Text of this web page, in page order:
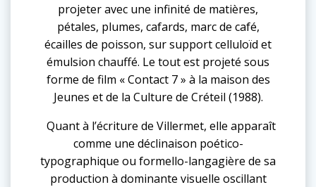
projeter avec une infinité de matières,
pétales, plumes, cafards, marc de café,
écailles de poisson, sur support celluloïd et
émulsion chauffé. Le tout est projeté sous
forme de film « Contact 7 » à la maison des
Jeunes et de la Culture de Créteil (1988).
Quant à l’écriture de Villermet, elle apparaît
comme une déclinaison poético-
typographique ou formello-langagière de sa
production à dominante visuelle oscillant